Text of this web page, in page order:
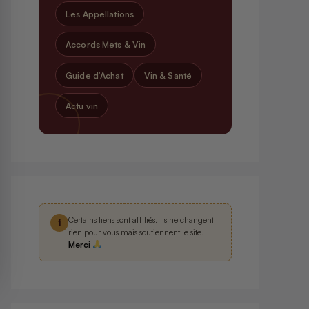
Les Appellations
Accords Mets & Vin
Guide d’Achat Vin & Santé
Actu vin
i
Certains liens sont affiliés. Ils ne changent
rien pour vous mais soutiennent le site.
Merci